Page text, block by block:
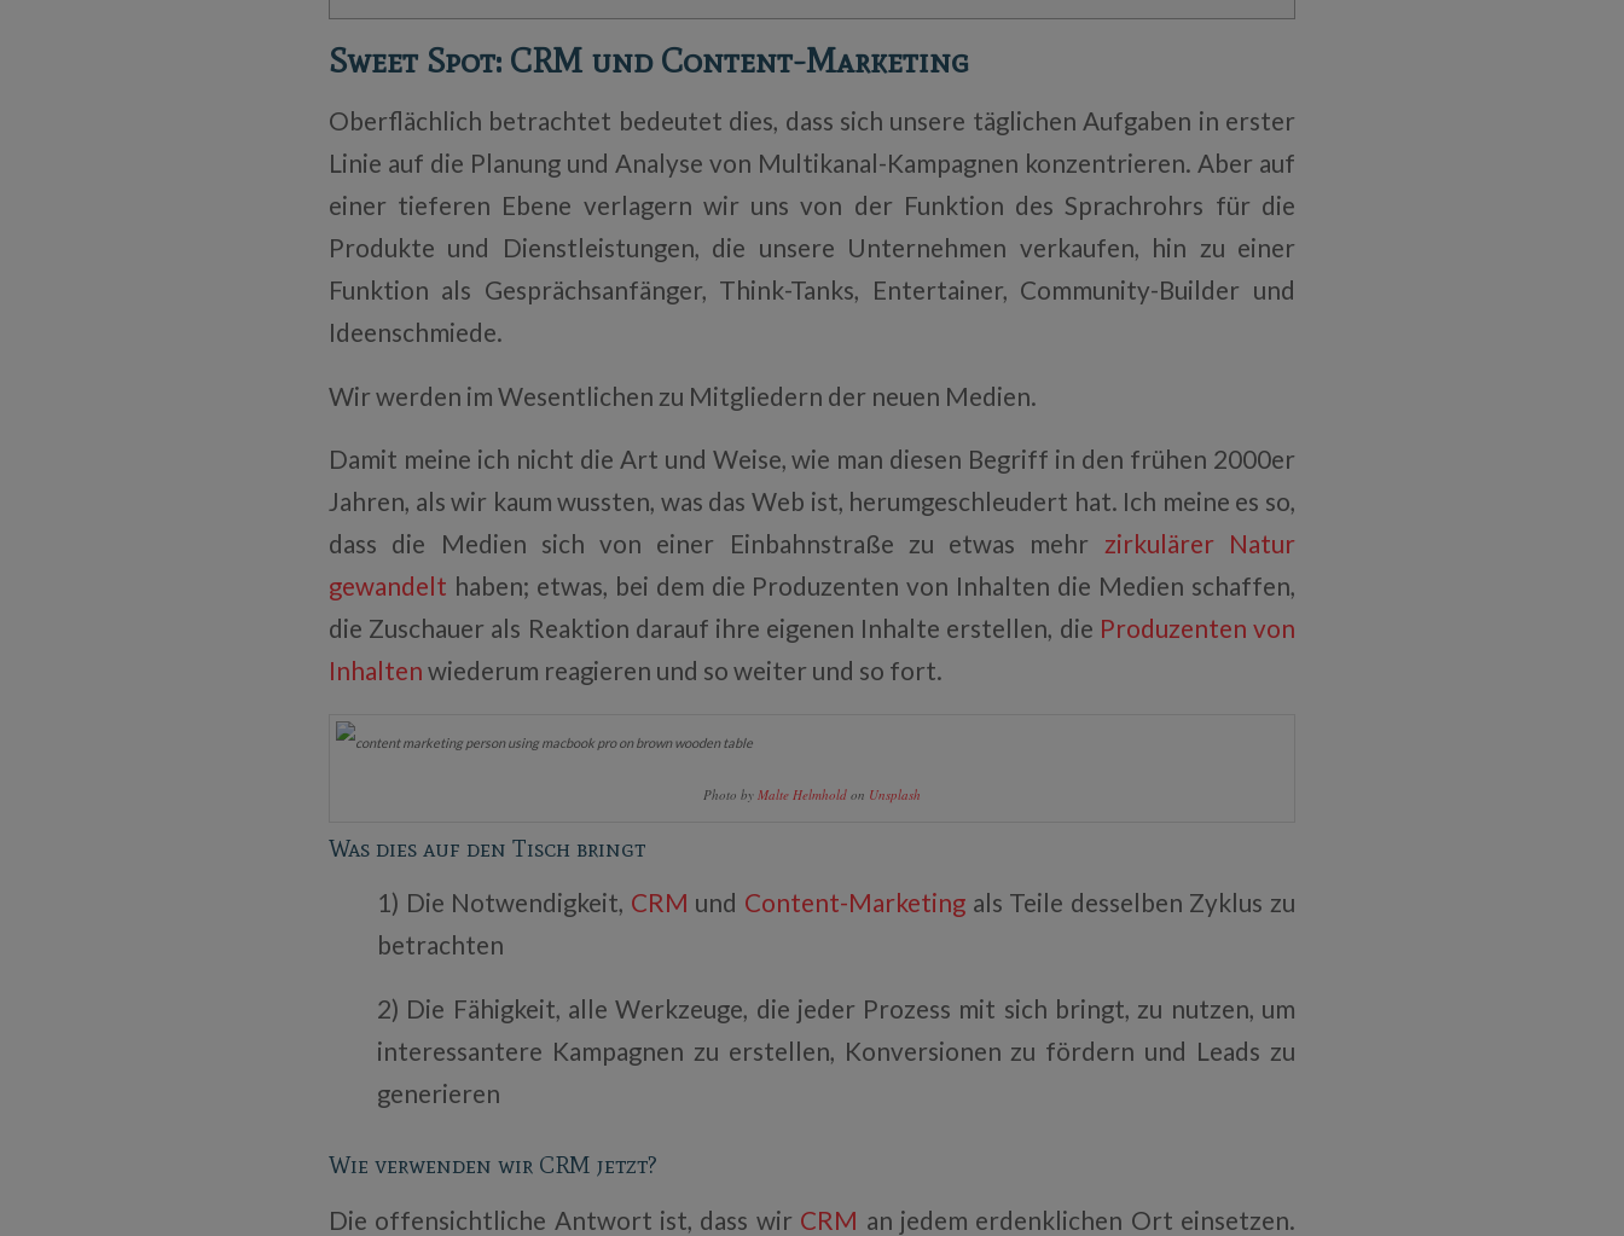
Sweet Spot: CRM und Content-Marketing
Oberflächlich betrachtet bedeutet dies, dass sich unsere täglichen Aufgaben in erster
Linie auf die Planung und Analyse von Multikanal-Kampagnen konzentrieren. Aber auf
einer tieferen Ebene verlagern wir uns von der Funktion des Sprachrohrs für die
Produkte und Dienstleistungen, die unsere Unternehmen verkaufen, hin zu einer
Funktion als Gesprächsanfänger, Think-Tanks, Entertainer, Community-Builder und
Ideenschmiede.
Wir werden im Wesentlichen zu Mitgliedern der neuen Medien.
Damit meine ich nicht die Art und Weise, wie man diesen Begriff in den frühen 2000er
Jahren, als wir kaum wussten, was das Web ist, herumgeschleudert hat. Ich meine es so,
dass die Medien sich von einer Einbahnstraße zu etwas mehr zirkulärer Natur
gewandelt haben; etwas, bei dem die Produzenten von Inhalten die Medien schaffen,
die Zuschauer als Reaktion darauf ihre eigenen Inhalte erstellen, die Produzenten von
Inhalten wiederum reagieren und so weiter und so fort.
Photo by Malte Helmholdon Unsplash
Was dies auf den Tisch bringt
1) Die Notwendigkeit, CRM und Content-Marketing als Teile desselben Zyklus zu
betrachten
2) Die Fähigkeit, alle Werkzeuge, die jeder Prozess mit sich bringt, zu nutzen, um
interessantere Kampagnen zu erstellen, Konversionen zu fördern und Leads zu
generieren
Wie verwenden wir CRM jetzt?
Die offensichtliche Antwort ist, dass wir CRM an jedem erdenklichen Ort einsetzen.